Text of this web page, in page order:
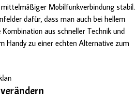
Mobilfunkverbindung stabil.
dafür, dass man auch bei hellem
aus schneller Technik und
Handy zu einer echten Alternative zum